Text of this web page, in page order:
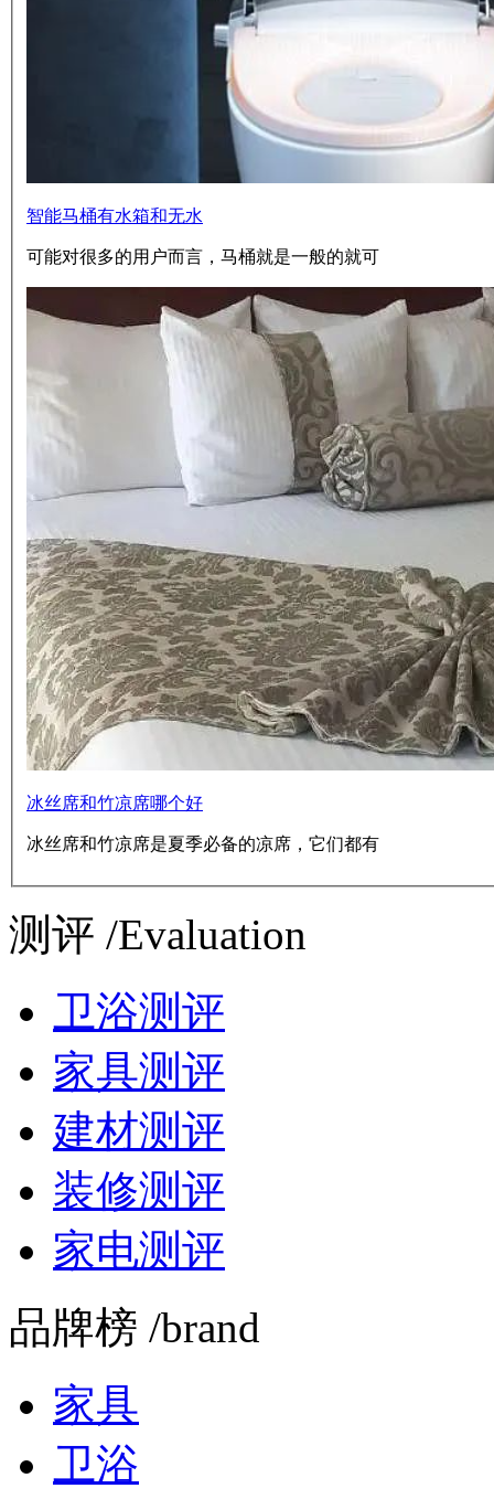
智能马桶有水箱和无水
可能对很多的用户而言，马桶就是一般的就可
冰丝席和竹凉席哪个好
冰丝席和竹凉席是夏季必备的凉席，它们都有
测评 /Evaluation
卫浴测评
家具测评
建材测评
装修测评
家电测评
品牌榜 /brand
家具
卫浴